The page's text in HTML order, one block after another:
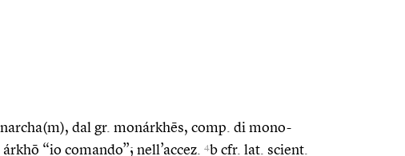
dal gr. monárkhēs, comp. di mono-
“io comando”; nell’accez. 4b cfr. lat. scient.